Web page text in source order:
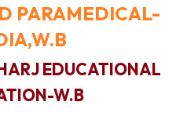
PARAMEDICAL-
EDUCATIONAL
W.B